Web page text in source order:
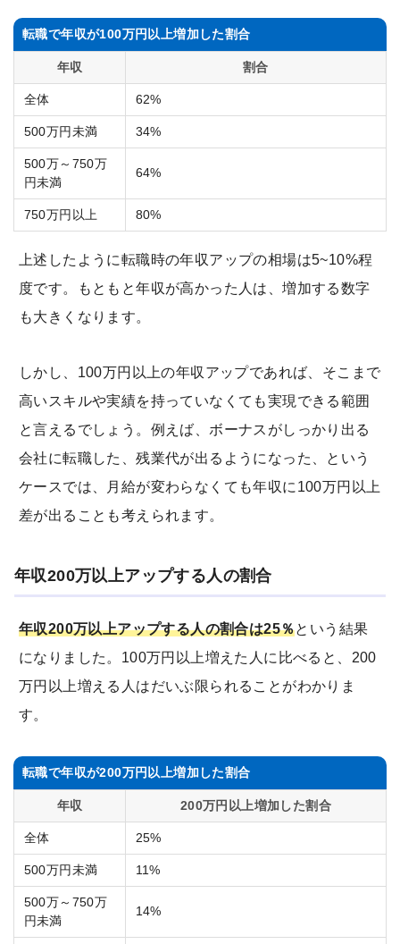
転職で年収が100万円以上増加した割合
年収 割合
全体 62%
500万円未満 34%
500万～750万
円未満
64%
750万円以上 80%
上述したように転職時の年収アップの相場は5~10%程
度です。もともと年収が高かった人は、増加する数字
も大きくなります。
しかし、100万円以上の年収アップであれば、そこまで
高いスキルや実績を持っていなくても実現できる範囲
と言えるでしょう。例えば、ボーナスがしっかり出る
会社に転職した、残業代が出るようになった、という
ケースでは、月給が変わらなくても年収に100万円以上
差が出ることも考えられます。
年収200万以上アップする人の割合
年収200万以上アップする人の割合は25％という結果
になりました。100万円以上増えた人に比べると、200
万円以上増える人はだいぶ限られることがわかりま
す。
転職で年収が200万円以上増加した割合
年収 200万円以上増加した割合
全体 25%
500万円未満 11%
500万～750万
円未満
14%